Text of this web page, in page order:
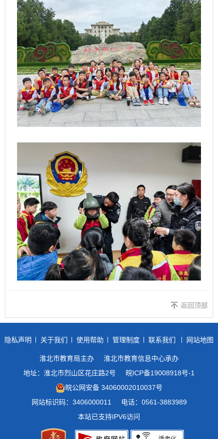
返回顶部
隐私声明 关于我们 使用帮助 管理制度 联系我们 网站地图
淮北市教育局主办
淮北市教育信息中心承办
地址：淮北市烈山区花庄路2号
皖ICP备19008918号-1
皖公网安备 34060002010037号
网站标识码：3406000011
电话：0561-3883989
本站已支持IPV6访问